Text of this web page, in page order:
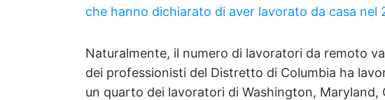
che hanno dichiarato di aver lavorato da casa nel
Naturalmente, il numero di lavoratori da remoto
dei professionisti del Distretto di Columbia ha
un quarto dei lavoratori di Washington, Maryland,